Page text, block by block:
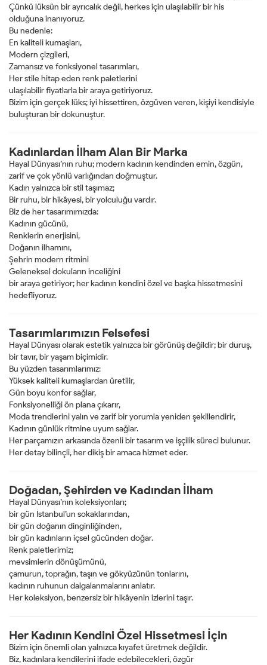
Çünkü lüksün bir ayrıcalık değil, herkes için ulaşılabilir bir his
olduğuna inanıyoruz.
Bu nedenle:
En kaliteli kumaşları,
Modern çizgileri,
Zamansız ve fonksiyonel tasarımları,
Her stile hitap eden renk paletlerini
ulaşılabilir fiyatlarla bir araya getiriyoruz.
Bizim için gerçek lüks; iyi hissettiren, özgüven veren, kişiyi kendisiyle
buluşturan bir dokunuştur.
Kadınlardan İlham Alan Bir Marka
Hayal Dünyası’nın ruhu; modern kadının kendinden emin, özgün,
zarif ve çok yönlü varlığından doğmuştur.
Kadın yalnızca bir stil taşımaz;
Bir ruhu, bir hikâyesi, bir yolculuğu vardır.
Biz de her tasarımımızda:
Kadının gücünü,
Renklerin enerjisini,
Doğanın ilhamını,
Şehrin modern ritmini
Geleneksel dokuların inceliğini
bir araya getiriyor; her kadının kendini özel ve başka hissetmesini
hedefliyoruz.
Tasarımlarımızın Felsefesi
Hayal Dünyası olarak estetik yalnızca bir görünüş değildir; bir duruş,
bir tavır, bir yaşam biçimidir.
Bu yüzden tasarımlarımız:
Yüksek kaliteli kumaşlardan üretilir,
Gün boyu konfor sağlar,
Fonksiyonelliği ön plana çıkarır,
Moda trendlerini yalın ve zarif bir yorumla yeniden şekillendirir,
Kadının günlük ritmine uyum sağlar.
Her parçamızın arkasında özenli bir tasarım ve işçilik süreci bulunur.
Her detay bilinçli, her dikiş bir amaca hizmet eder.
Doğadan, Şehirden ve Kadından İlham
Hayal Dünyası’nın koleksiyonları;
bir gün İstanbul’un sokaklarından,
bir gün doğanın dinginliğinden,
bir gün kadınların içsel gücünden doğar.
Renk paletlerimiz;
mevsimlerin dönüşümünü,
çamurun, toprağın, taşın ve gökyüzünün tonlarını,
kadının ruhunun dalgalanmalarını anlatır.
Her koleksiyon, benzersiz bir hikâyenin izlerini taşır.
Her Kadının Kendini Özel Hissetmesi İçin
Bizim için önemli olan yalnızca kıyafet üretmek değildir.
Biz, kadınlara kendilerini ifade edebilecekleri, özgür